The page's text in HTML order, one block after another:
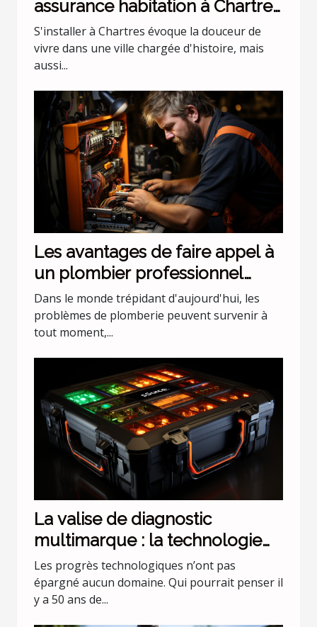
assurance habitation à Chartres
?
S'installer à Chartres évoque la douceur de
vivre dans une ville chargée d'histoire, mais
aussi...
Les avantages de faire appel à
un plombier professionnel
pour les urgences nocturnes
Dans le monde trépidant d'aujourd'hui, les
problèmes de plomberie peuvent survenir à
tout moment,...
La valise de diagnostic
multimarque : la technologie
évolue !
Les progrès technologiques n’ont pas
épargné aucun domaine. Qui pourrait penser il
y a 50 ans de...